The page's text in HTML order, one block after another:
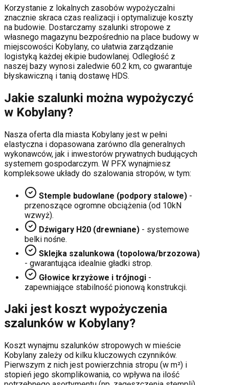
Korzystanie z lokalnych zasobów wypożyczalni
znacznie skraca czas realizacji i optymalizuje koszty
na budowie. Dostarczamy szalunki stropowe z
własnego magazynu bezpośrednio na place budowy w
miejscowości Kobylany, co ułatwia zarządzanie
logistyką każdej ekipie budowlanej. Odległość z
naszej bazy wynosi zaledwie 60.2 km, co gwarantuje
błyskawiczną i tanią dostawę HDS.
Jakie szalunki można wypożyczyć
w Kobylany?
Nasza oferta dla miasta Kobylany jest w pełni
elastyczna i dopasowana zarówno dla generalnych
wykonawców, jak i inwestorów prywatnych budujących
systemem gospodarczym. W PFX wynajmiesz
kompleksowe układy do szalowania stropów, w tym:
Stemple budowlane (podpory stalowe) -
przenoszące ogromne obciążenia (od 10kN
wzwyż).
Dźwigary H20 (drewniane) - systemowe
belki nośne.
Sklejka szalunkowa (topolowa/brzozowa)
- gwarantująca idealnie gładki strop.
Głowice krzyżowe i trójnogi -
zapewniające stabilność pionową konstrukcji.
Jaki jest koszt wypożyczenia
szalunków w Kobylany?
Koszt wynajmu szalunków stropowych w mieście
Kobylany zależy od kilku kluczowych czynników.
Pierwszym z nich jest powierzchnia stropu (w m²) i
stopień jego skomplikowania, co wpływa na ilość